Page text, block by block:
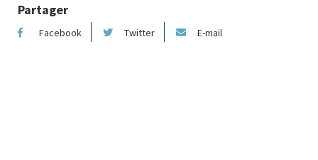
Partager
Facebook Twitter E-mail